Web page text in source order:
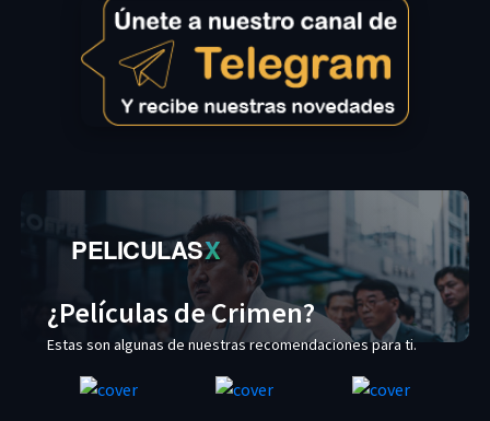
PELICULASX
¿Películas de Crimen?
Estas son algunas de nuestras recomendaciones para ti.